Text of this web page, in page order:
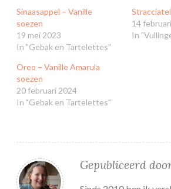
Sinaasappel – Vanille
soezen
19 mei 2023
In "Gebak en Tartelettes"
14
In
Oreo – Vanille Amarula
soezen
20 februari 2024
In "Gebak en Tartelettes"
Gepubliceerd